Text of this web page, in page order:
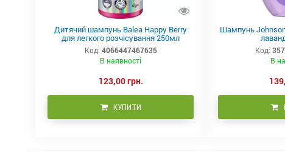
Дитячий шампунь Balea Happy Berry
для легкого розчісування 250мл
Код: 4066447467635
В наявності
123,00 грн.
КУПИТИ
Шампунь
Код:
В